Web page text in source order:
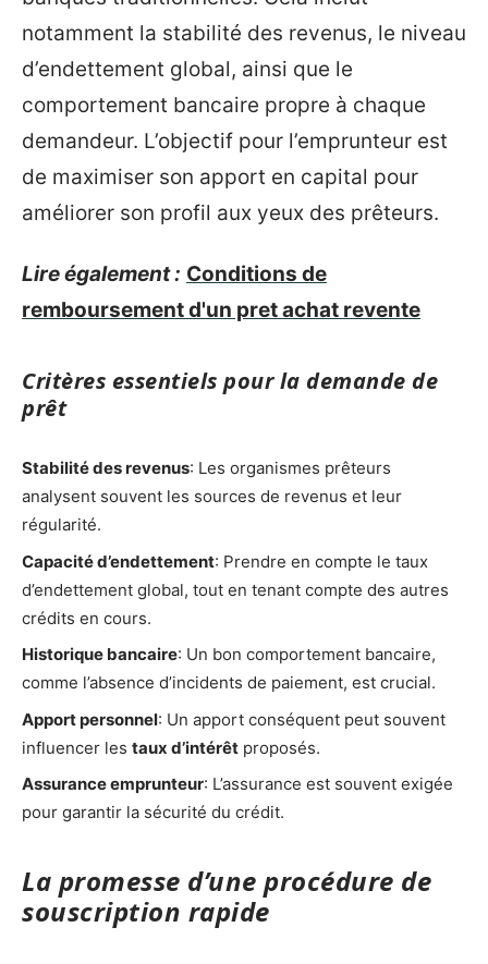
notamment la stabilité des revenus, le niveau
d’endettement global, ainsi que le
comportement bancaire propre à chaque
demandeur. L’objectif pour l’emprunteur est
de maximiser son apport en capital pour
améliorer son profil aux yeux des prêteurs.
Lire également : Conditions de
remboursement d'un pret achat revente
Critères essentiels pour la demande de
prêt
Stabilité des revenus: Les organismes prêteurs
analysent souvent les sources de revenus et leur
régularité.
Capacité d’endettement: Prendre en compte le taux
d’endettement global, tout en tenant compte des autres
crédits en cours.
Historique bancaire: Un bon comportement bancaire,
comme l’absence d’incidents de paiement, est crucial.
Apport personnel: Un apport conséquent peut souvent
influencer les taux d’intérêt proposés.
Assurance emprunteur: L’assurance est souvent exigée
pour garantir la sécurité du crédit.
La promesse d’une procédure de
souscription rapide